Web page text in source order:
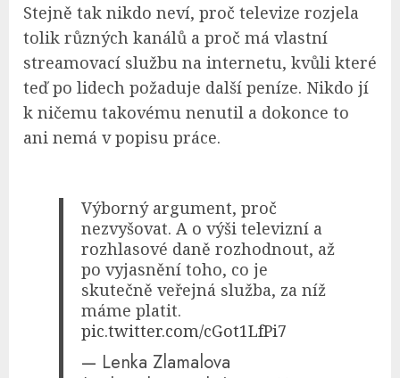
Stejně tak nikdo neví, proč televize rozjela
tolik různých kanálů a proč má vlastní
streamovací službu na internetu, kvůli které
teď po lidech požaduje další peníze. Nikdo jí
k ničemu takovému nenutil a dokonce to
ani nemá v popisu práce.
Výborný argument, proč
nezvyšovat. A o výši televizní a
rozhlasové daně rozhodnout, až
po vyjasnění toho, co je
skutečně veřejná služba, za níž
máme platit.
pic.twitter.com/cGot1LfPi7
— Lenka Zlamalova